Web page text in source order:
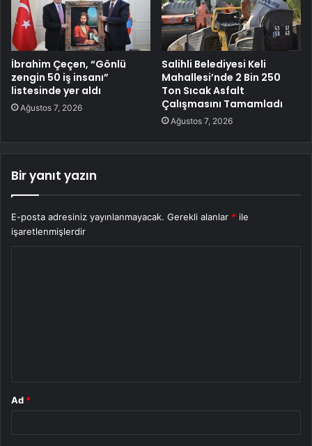
İbrahim Çeçen, “Gönlü
zengin 50 iş insanı”
listesinde yer aldı
Ağustos 7, 2026
Salihli Belediyesi Keli
Mahallesi’nde 2 Bin 250
Ton Sıcak Asfalt
Çalışmasını Tamamladı
Ağustos 7, 2026
Bir yanıt yazın
E-posta adresiniz yayınlanmayacak. Gerekli alanlar * ile
işaretlenmişlerdir
Ad *